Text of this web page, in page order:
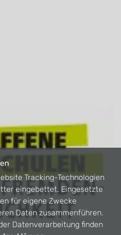
Tracking-Technologien
eingebettet. Eingesetzte
für eigene Zwecke
Daten zusammenführen.
Datenverarbeitung finden